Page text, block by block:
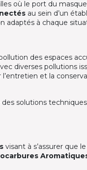
où le port du
au sein d’un
adaptés à chaque
des espaces
diverses pollutions
et la
solutions
visant à s’assurer que